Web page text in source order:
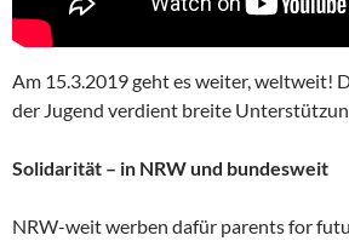
Am 15.3.2019 geht es weiter, weltweit!
der Jugend verdient breite
Solidarität – in NRW und bundesweit
NRW-weit werben dafür parents for